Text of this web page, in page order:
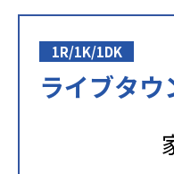
1R/1K/1DK
ライブタ